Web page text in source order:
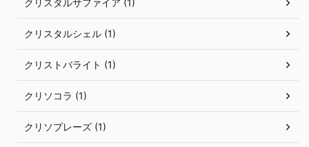
クリスタルサファイア (1)
クリスタルシェル (1)
クリストバライト (1)
クリソコラ (1)
クリソプレーズ (1)